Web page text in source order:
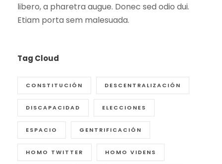
libero, a pharetra augue. Donec sed odio dui.
Etiam porta sem malesuada.
Tag Cloud
CONSTITUCIÓN DESCENTRALIZACIÓN
DISCAPACIDAD ELECCIONES
ESPACIO GENTRIFICACIÓN
HOMO TWITTER HOMO VIDENS